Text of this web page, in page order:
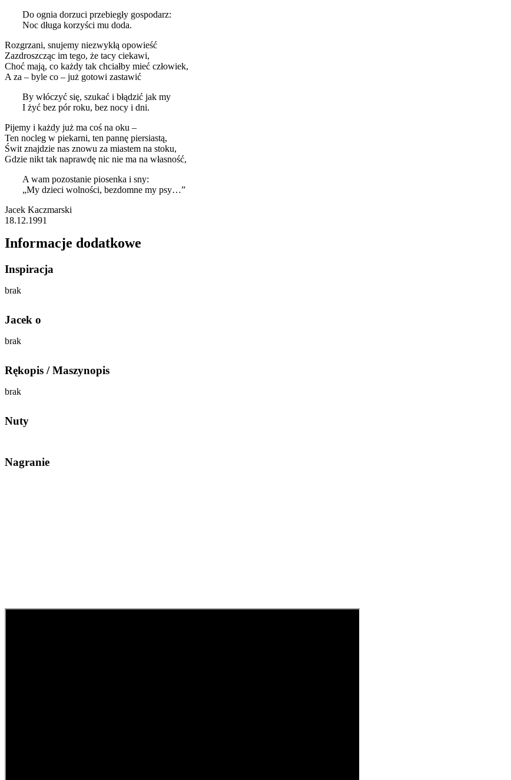
Do ognia dorzuci przebiegły gospodarz:
Noc długa korzyści mu doda.
Rozgrzani, snujemy niezwykłą opowieść
Zazdroszcząc im tego, że tacy ciekawi,
Choć mają, co każdy tak chciałby mieć człowiek,
A za – byle co – już gotowi zastawić
By włóczyć się, szukać i błądzić jak my
I żyć bez pór roku, bez nocy i dni.
Pijemy i każdy już ma coś na oku –
Ten nocleg w piekarni, ten pannę piersiastą,
Świt znajdzie nas znowu za miastem na stoku,
Gdzie nikt tak naprawdę nic nie ma na własność,
A wam pozostanie piosenka i sny:
„My dzieci wolności, bezdomne my psy…”
Jacek Kaczmarski
18.12.1991
Informacje dodatkowe
Inspiracja
brak
Jacek o
brak
Rękopis / Maszynopis
brak
Nuty
Nagranie